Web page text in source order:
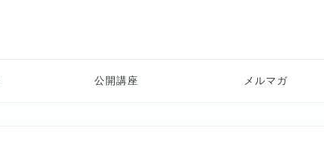
公開講座 メルマガ